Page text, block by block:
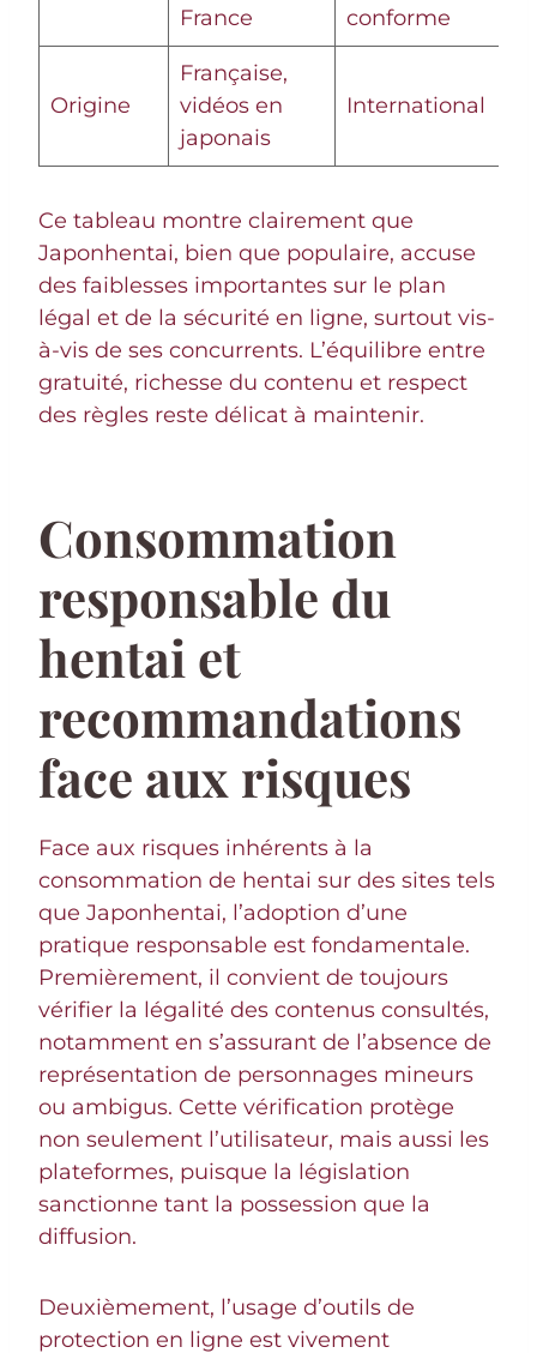
France conforme
Origine
Française,
vidéos en
japonais
International
Ce tableau montre clairement que
Japonhentai, bien que populaire, accuse
des faiblesses importantes sur le plan
légal et de la sécurité en ligne, surtout vis-
à-vis de ses concurrents. L’équilibre entre
gratuité, richesse du contenu et respect
des règles reste délicat à maintenir.
Consommation
responsable du
hentai et
recommandations
face aux risques
Face aux risques inhérents à la
consommation de hentai sur des sites tels
que Japonhentai, l’adoption d’une
pratique responsable est fondamentale.
Premièrement, il convient de toujours
vérifier la légalité des contenus consultés,
notamment en s’assurant de l’absence de
représentation de personnages mineurs
ou ambigus. Cette vérification protège
non seulement l’utilisateur, mais aussi les
plateformes, puisque la législation
sanctionne tant la possession que la
diffusion.
Deuxièmement, l’usage d’outils de
protection en ligne est vivement